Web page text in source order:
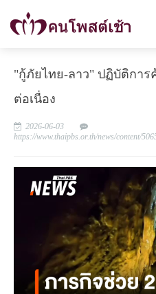
"กู้ภัยไทย-ลาว" ปฏิบัติกา
ต่อเนื่อง
2026-06-03
https://www.thaipbs.or.th/news/content/